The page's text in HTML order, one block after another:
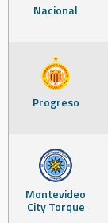
Nacional
Progreso
Montevideo
City Torque